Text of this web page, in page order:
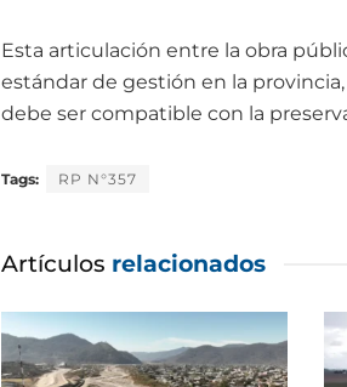
Esta articulación entre la obra
estándar de gestión en la
debe ser compatible con la
Tags: RP N°357
Artículos relacionados